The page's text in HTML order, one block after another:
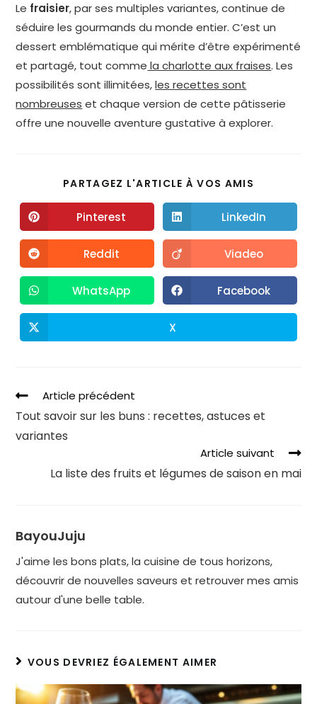
Le fraisier, par ses multiples variantes, continue de
séduire les gourmands du monde entier. C’est un
dessert emblématique qui mérite d’être expérimenté
et partagé, tout comme la charlotte aux fraises. Les
possibilités sont illimitées,les recettes sont
nombreuses et chaque version de cette pâtisserie
offre une nouvelle aventure gustative à explorer.
PARTAGEZ L'ARTICLE À VOS AMIS
Pinterest LinkedIn
Reddit Viadeo
WhatsApp Facebook
X
Article précédent
Tout savoir sur les buns : recettes, astuces et
variantes
Article suivant
La liste des fruits et légumes de saison en mai
BayouJuju
J'aime les bons plats, la cuisine de tous horizons,
découvrir de nouvelles saveurs et retrouver mes amis
autour d'une belle table.
VOUS DEVRIEZ ÉGALEMENT AIMER